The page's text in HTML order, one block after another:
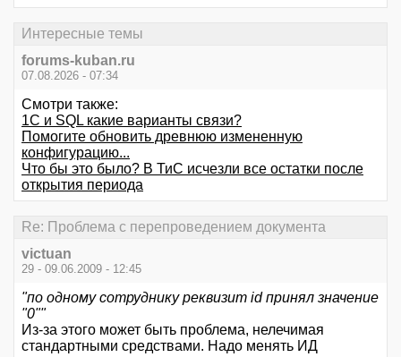
Интересные темы
forums-kuban.ru
07.08.2026 - 07:34
Смотри также:
1C и SQL какие варианты связи?
Помогите обновить древнюю измененную
конфигурацию...
Что бы это было? В ТиС исчезли все остатки после
открытия периода
Re: Проблема с перепроведением документа
victuan
29 - 09.06.2009 - 12:45
"по одному сотруднику реквизит id принял значение
"0""
Из-за этого может быть проблема, нелечимая
стандартными средствами. Надо менять ИД